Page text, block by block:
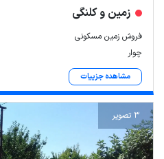
زمین و کلنگی
فروش زمین مسکونی
چوار
مشاهده جزییات
3 تصویر